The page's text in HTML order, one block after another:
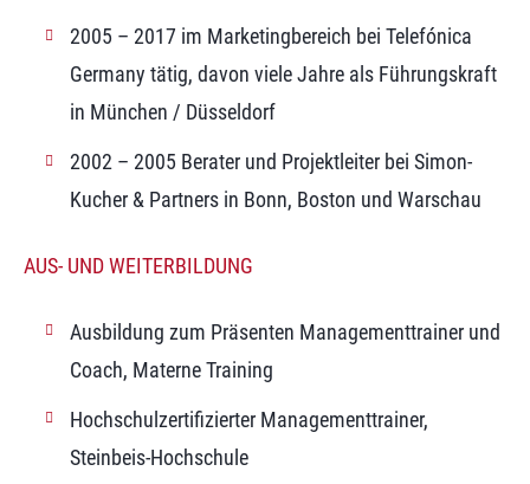
2005 – 2017 im Marketingbereich bei Telefónica
Germany tätig, davon viele Jahre als Führungskraft
in München / Düsseldorf
2002 – 2005 Berater und Projektleiter bei Simon-
Kucher & Partners in Bonn, Boston und Warschau
AUS- UND WEITERBILDUNG
Ausbildung zum Präsenten Managementtrainer und
Coach, Materne Training
Hochschulzertifizierter Managementtrainer,
Steinbeis-Hochschule